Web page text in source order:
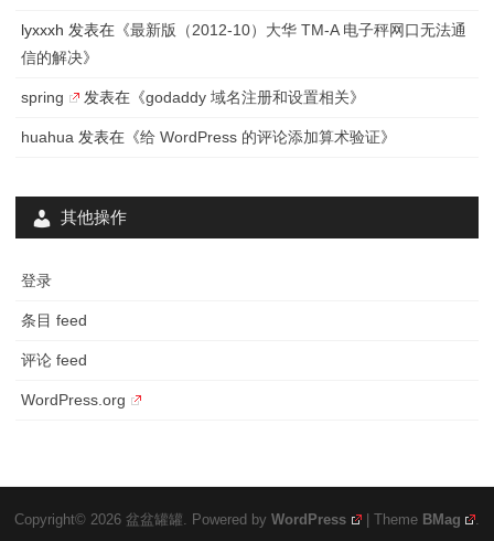
lyxxxh 发表在《最新版（2012-10）大华 TM-A 电子秤网口无法通
信的解决》
spring 发表在《godaddy 域名注册和设置相关》
huahua 发表在《给 WordPress 的评论添加算术验证》
其他操作
登录
条目 feed
评论 feed
WordPress.org
Copyright© 2026 盆盆罐罐. Powered by WordPress | Theme BMag .